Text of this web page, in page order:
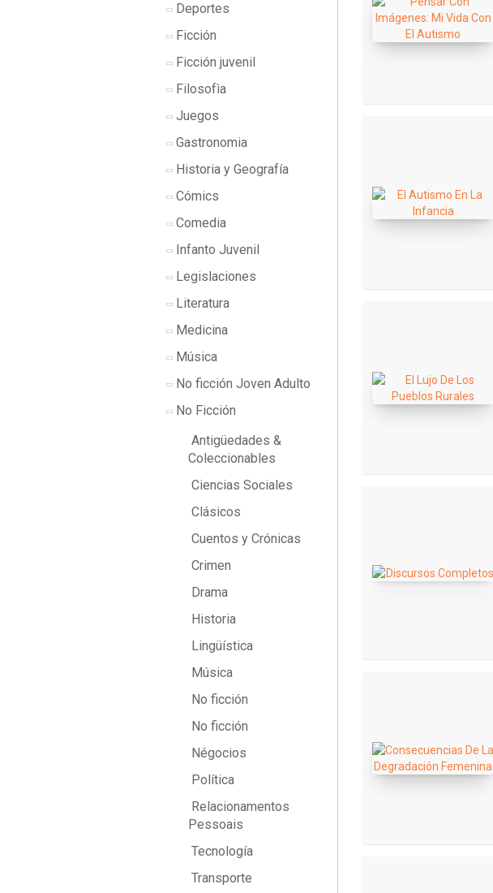
Deportes
Ficción
Ficción juvenil
Filosofìa
Juegos
Gastronomia
Historia y Geografía
Cómics
Comedia
Infanto Juvenil
Legislaciones
Literatura
Medicina
Música
No ficción Joven Adulto
No Ficción
Antigüedades &
Coleccionables
Ciencias Sociales
Clásicos
Cuentos y Crónicas
Crimen
Drama
Historia
Lingüística
Música
No ficción
No ficción
Négocios
Política
Relacionamentos
Pessoais
Tecnología
Transporte